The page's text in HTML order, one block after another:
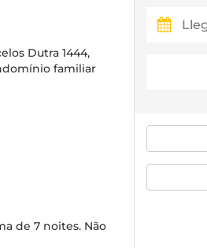
Dutra 1444,
familiar
de 7 noites. Não